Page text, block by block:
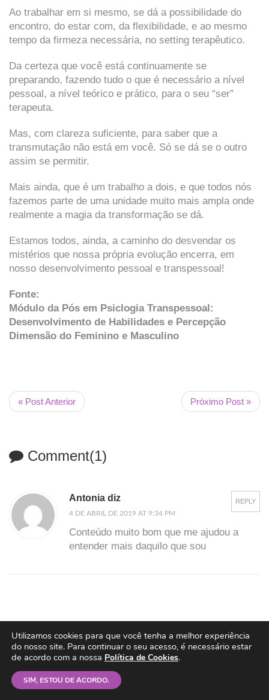
Ao trabalhar em si mesmo, se dá a possibilidade do
encontro, do estar com, da flexibilidade, e ao mesmo
tempo da firmeza necessária, no setting terapêutico.
Da certeza que você está continuamente se
preparando, fazendo tudo o que é necessário a nível
pessoal, a nível teórico e prático, para o seu “ser”
terapeuta.
Mas, com clareza suficiente, para saber que a
transmutação não está em você. Só se dá se o outro
assim se permitir.
Mais ainda, que é um trabalho a dois, e que todos nós
fazemos parte de uma unidade muito mais ampla onde
realmente a magia da transformação se dá.
Estamos todos, ainda, a caminho do desvendar os
mistérios que nossa própria evolução encerra, em
nosso desenvolvimento pessoal e transpessoal!
Fonte:
Módulo da Pós em Psiclogia Transpessoal:
Desenvolvimento de Habilidades e Percepção
Dimensão do Feminino e Masculino
« Post Anterior Próximo Post »
Comment(1)
REPLY
Antonia diz
4 DE ABRIL DE 2019 AT 9:34 PM
Conteúdo muito bom que me ajudou a
entender mais daquilo que sou
Utilizamos cookies para que você tenha a melhor experiência
do nosso site. Para continuar o seu acesso, é necessário estar
de acordo com a nossa Política de Cookies.
SIM, ESTOU DE ACORDO.